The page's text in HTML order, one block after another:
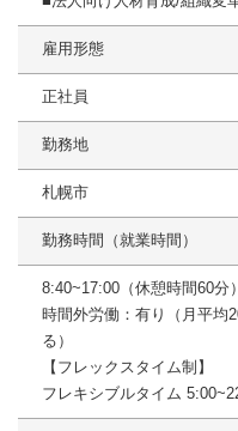
雇用形態
正社員
勤務地
札幌市
勤務時間（就業時間）
8:40~17:00（休憩時間60分）
時間外労働：有り（月平
る）
【フレックスタイム制】
フレキシブルタイム